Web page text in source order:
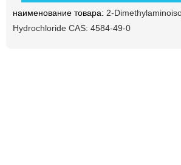
наименование товара: 2-
Hydrochloride CAS: 4584-49-0